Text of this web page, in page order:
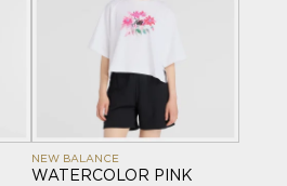
NEW BALANCE
WATERCOLOR PINK